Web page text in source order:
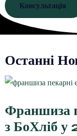
Консультація
Останні
Франшиза
з БоХліб у